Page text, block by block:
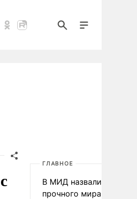
ГЛАВНОЕ
В МИД назвали условия
прочного мира на